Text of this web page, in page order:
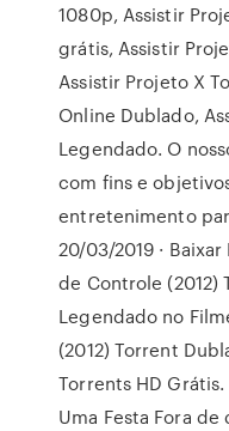
1080p, Assistir
grátis, Assistir
Assistir Projeto X
Online Dublado,
Legendado. O
com fins e
entretenimento
20/03/2019 ·
de Controle (2012)
Legendado no
(2012) Torrent
Torrents HD
Uma Festa Fora